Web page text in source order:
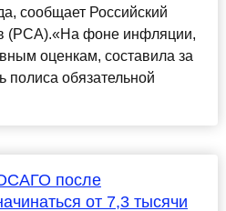
сообщает Российский
(РСА).«На фоне инфляции,
оценкам, составила за
полиса обязательной
после
от 7,3 тысячи